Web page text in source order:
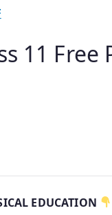
11 Free
EDUCATION